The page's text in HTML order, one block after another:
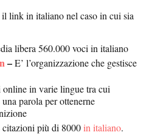
link in italiano nel caso in cui sia
libera 560.000 voci in italiano
–E’ l’organizzazione che gestisce
in varie lingue tra cui
parola per ottenerne
citazioni più di 8000in italiano.